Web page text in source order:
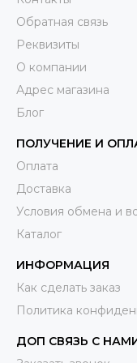
Обратная связь
Реквизиты
О компании
Адрес магазина
Блог
ПОЛУЧЕНИЕ И
Оплата
Доставка
Условия обмена и
Каталог
ИНФОРМАЦИЯ
Как сделать заказ
Политика
ДОП СВЯЗЬ С